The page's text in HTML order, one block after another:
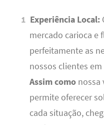
Experiência Local:
mercado carioca e
perfeitamente as
nossos clientes
Assim comonossa
permite oferecer
cada situação,